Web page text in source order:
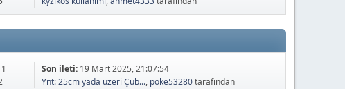
Son ileti: 19 Mart 2025, 21:07:54
Ynt: 25cm yada üzeri Çub..., poke53280tarafından